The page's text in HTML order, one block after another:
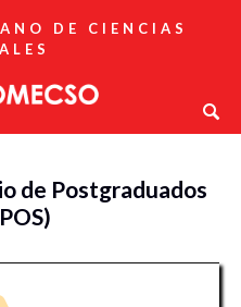
DE CIENCIAS
de Postgraduados